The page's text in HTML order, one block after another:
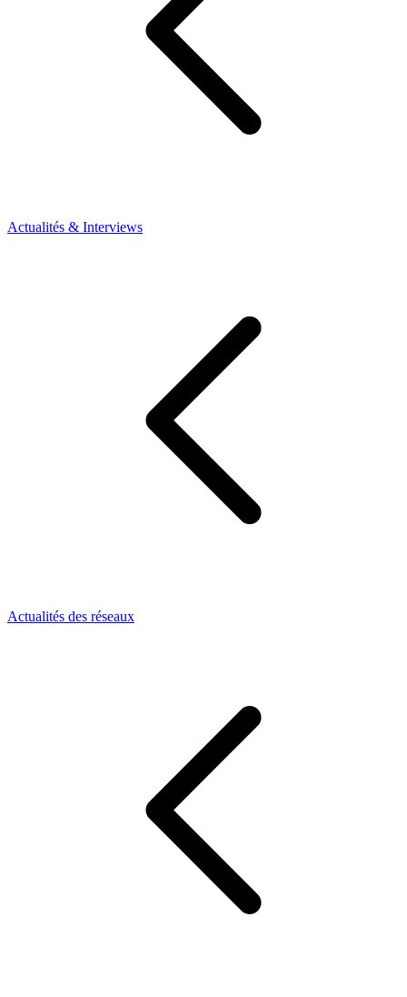
Actualités & Interviews
Actualités des réseaux